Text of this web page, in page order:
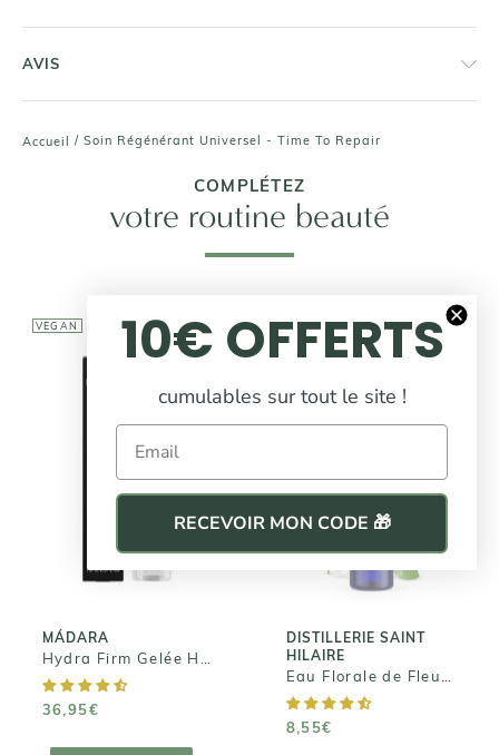
Accueil / Soin Régénérant Universel - Time To Repair
AVIS
COMPLÉTEZ
votre routine beauté
VEGAN
MÁDARA
36,95€
MÁDARA
Hydra Firm
Hyaluronique
36,95€
VEGAN
DISTILLERIE SAINT
HILAIRE
8,55€
Fleur
d'Oranger
8,55€
10€ OFFERTS
cumulables sur tout le site !
Email
RECEVOIR MON CODE 🎁